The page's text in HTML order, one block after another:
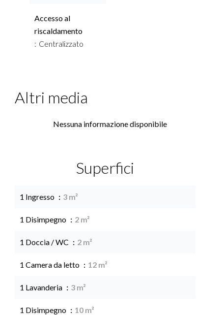
Accesso al
riscaldamento
Centralizzato
Altri media
Nessuna informazione disponibile
Superfici
1 Ingresso 3 m²
1 Disimpegno 2 m²
1 Doccia / WC 2 m²
1 Camera da letto 12 m²
1 Lavanderia 3 m²
1 Disimpegno 10 m²